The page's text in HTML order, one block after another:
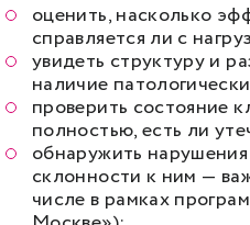
оценить, насколько
справляется ли с
увидеть структуру и
наличие
проверить состояние
полностью, есть ли
обнаружить
склонности к ним —
числе в рамках